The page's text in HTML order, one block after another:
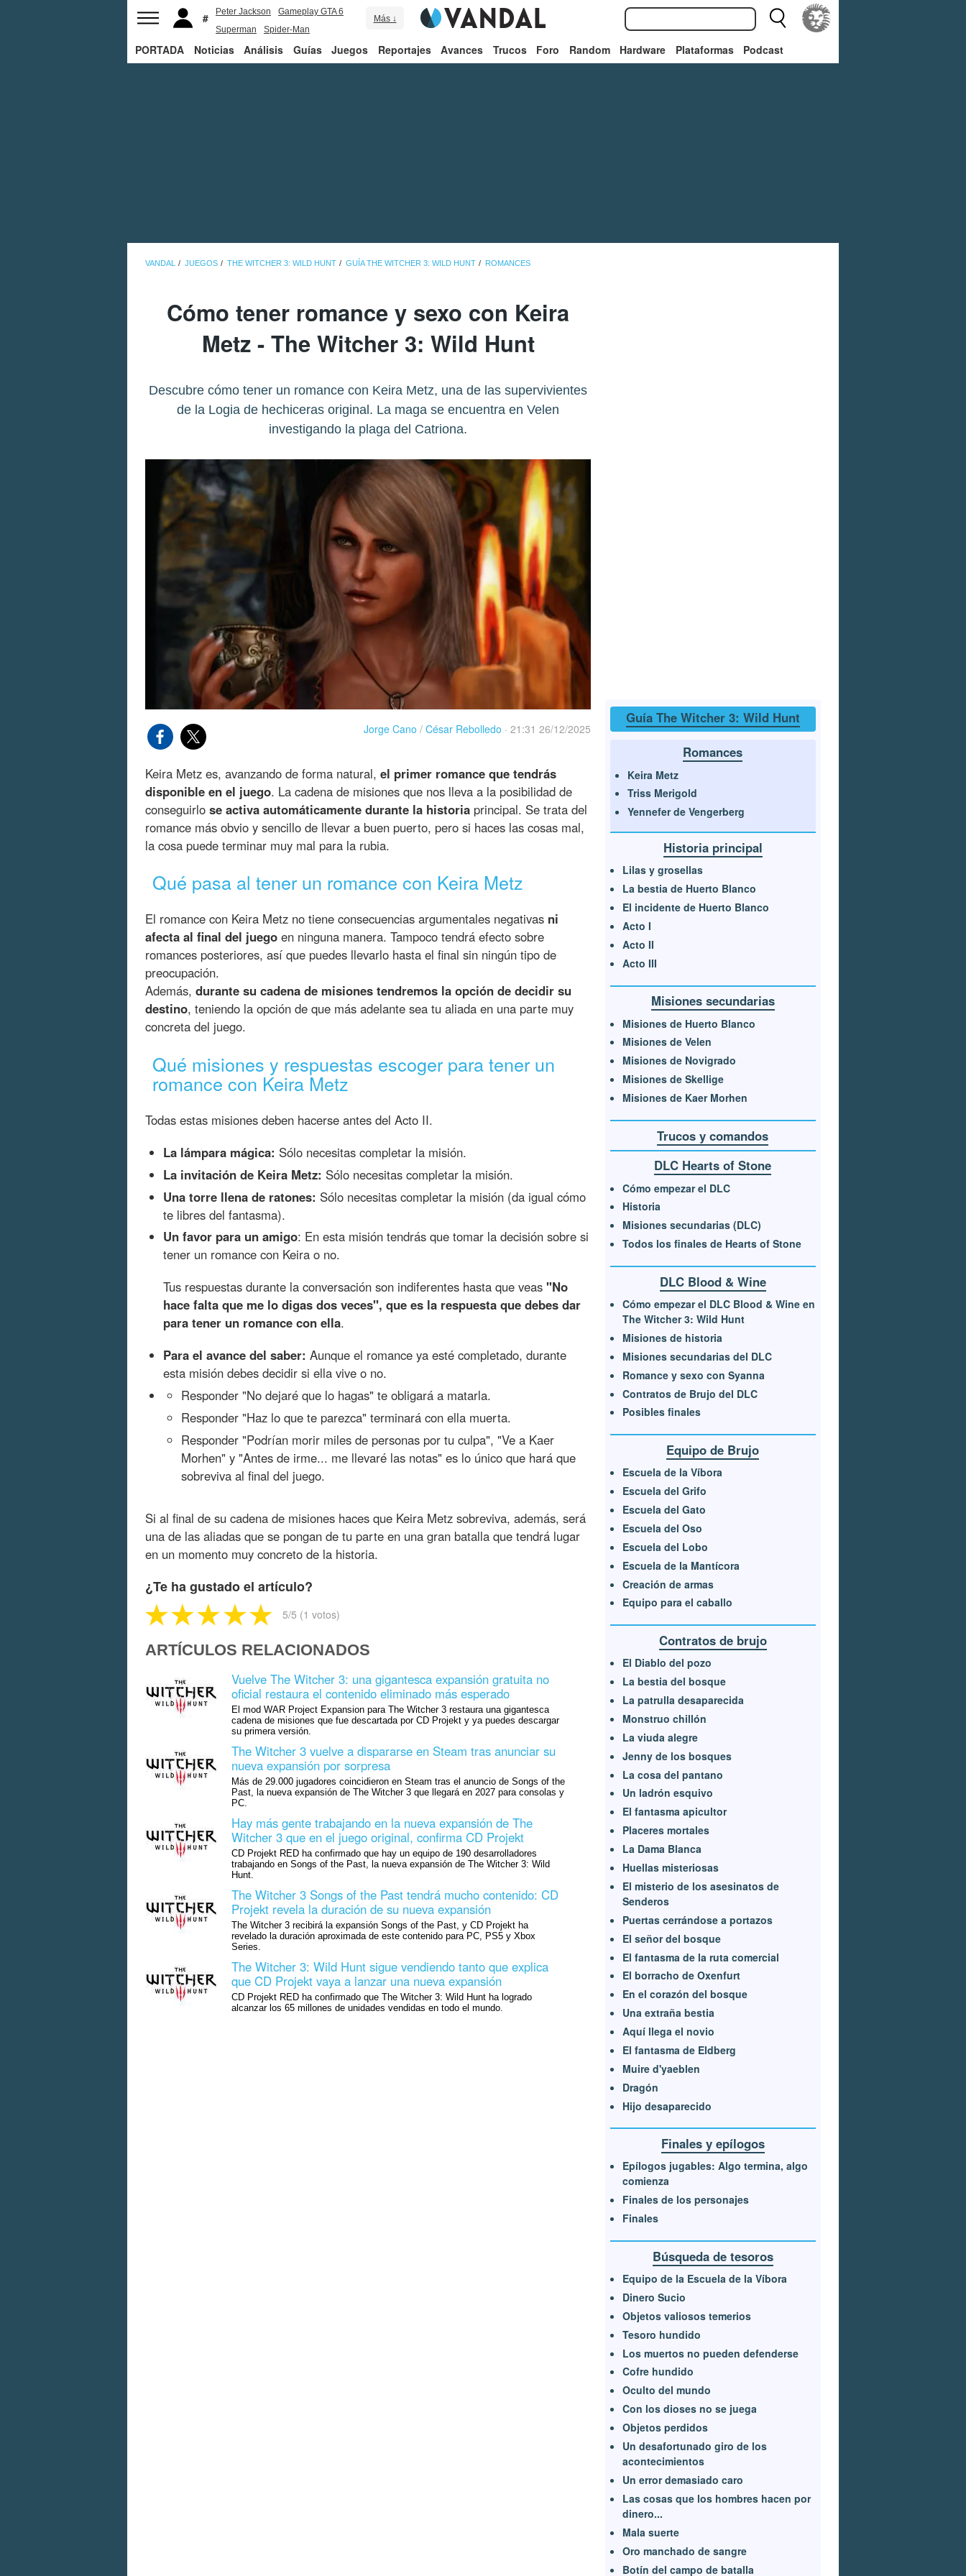
Peter Jackson
Gameplay GTA 6
Superman
Spider-Man
Más ↓
PORTADA Noticias Análisis Guías Juegos Reportajes Avances Trucos Foro Random Hardware Plataformas Podcast
VANDAL JUEGOS THE WITCHER 3: WILD HUNT GUÍA THE WITCHER 3: WILD HUNT ROMANCES
Cómo tener romance y sexo con Keira
Metz - The Witcher 3: Wild Hunt
Descubre cómo tener un romance con Keira Metz, una de las supervivientes
de la Logia de hechiceras original. La maga se encuentra en Velen
investigando la plaga del Catriona.
Jorge Cano / César Rebolledo · 21:31 26/12/2025
Keira Metz es, avanzando de forma natural, el primer romance que tendrás
disponible en el juego. La cadena de misiones que nos lleva a la posibilidad de
conseguirlo se activa automáticamente durante la historia principal. Se trata del
romance más obvio y sencillo de llevar a buen puerto, pero si haces las cosas mal,
la cosa puede terminar muy mal para la rubia.
Qué pasa al tener un romance con Keira Metz
El romance con Keira Metz no tiene consecuencias argumentales negativas ni
afecta al final del juego en ninguna manera. Tampoco tendrá efecto sobre
romances posteriores, así que puedes llevarlo hasta el final sin ningún tipo de
preocupación.
Además, durante su cadena de misiones tendremos la opción de decidir su
destino, teniendo la opción de que más adelante sea tu aliada en una parte muy
concreta del juego.
Qué misiones y respuestas escoger para tener un
romance con Keira Metz
Todas estas misiones deben hacerse antes del Acto II.
La lámpara mágica: Sólo necesitas completar la misión.
La invitación de Keira Metz: Sólo necesitas completar la misión.
Una torre llena de ratones: Sólo necesitas completar la misión (da igual cómo
te libres del fantasma).
Un favor para un amigo: En esta misión tendrás que tomar la decisión sobre si
tener un romance con Keira o no.
Tus respuestas durante la conversación son indiferentes hasta que veas "No
hace falta que me lo digas dos veces", que es la respuesta que debes dar
para tener un romance con ella.
Para el avance del saber: Aunque el romance ya esté completado, durante
esta misión debes decidir si ella vive o no.
Responder "No dejaré que lo hagas" te obligará a matarla.
Responder "Haz lo que te parezca" terminará con ella muerta.
Responder "Podrían morir miles de personas por tu culpa", "Ve a Kaer
Morhen" y "Antes de irme... me llevaré las notas" es lo único que hará que
sobreviva al final del juego.
Si al final de su cadena de misiones haces que Keira Metz sobreviva, además, será
una de las aliadas que se pongan de tu parte en una gran batalla que tendrá lugar
en un momento muy concreto de la historia.
¿Te ha gustado el artículo?
5/5 (1 votos)
ARTÍCULOS RELACIONADOS
Vuelve The Witcher 3: una gigantesca expansión gratuita no
oficial restaura el contenido eliminado más esperado
El mod WAR Project Expansion para The Witcher 3 restaura una gigantesca
cadena de misiones que fue descartada por CD Projekt y ya puedes descargar
su primera versión.
The Witcher 3 vuelve a dispararse en Steam tras anunciar su
nueva expansión por sorpresa
Más de 29.000 jugadores coincidieron en Steam tras el anuncio de Songs of the
Past, la nueva expansión de The Witcher 3 que llegará en 2027 para consolas y
PC.
Hay más gente trabajando en la nueva expansión de The
Witcher 3 que en el juego original, confirma CD Projekt
CD Projekt RED ha confirmado que hay un equipo de 190 desarrolladores
trabajando en Songs of the Past, la nueva expansión de The Witcher 3: Wild
Hunt.
The Witcher 3 Songs of the Past tendrá mucho contenido: CD
Projekt revela la duración de su nueva expansión
The Witcher 3 recibirá la expansión Songs of the Past, y CD Projekt ha
revelado la duración aproximada de este contenido para PC, PS5 y Xbox
Series.
The Witcher 3: Wild Hunt sigue vendiendo tanto que explica
que CD Projekt vaya a lanzar una nueva expansión
CD Projekt RED ha confirmado que The Witcher 3: Wild Hunt ha logrado
alcanzar los 65 millones de unidades vendidas en todo el mundo.
Guía The Witcher 3: Wild Hunt
Romances
Keira Metz
Triss Merigold
Yennefer de Vengerberg
Historia principal
Lilas y grosellas
La bestia de Huerto Blanco
El incidente de Huerto Blanco
Acto I
Acto II
Acto III
Misiones secundarias
Misiones de Huerto Blanco
Misiones de Velen
Misiones de Novigrado
Misiones de Skellige
Misiones de Kaer Morhen
Trucos y comandos
DLC Hearts of Stone
Cómo empezar el DLC
Historia
Misiones secundarias (DLC)
Todos los finales de Hearts of Stone
DLC Blood & Wine
Cómo empezar el DLC Blood & Wine en
The Witcher 3: Wild Hunt
Misiones de historia
Misiones secundarias del DLC
Romance y sexo con Syanna
Contratos de Brujo del DLC
Posibles finales
Equipo de Brujo
Escuela de la Víbora
Escuela del Grifo
Escuela del Gato
Escuela del Oso
Escuela del Lobo
Escuela de la Mantícora
Creación de armas
Equipo para el caballo
Contratos de brujo
El Diablo del pozo
La bestia del bosque
La patrulla desaparecida
Monstruo chillón
La viuda alegre
Jenny de los bosques
La cosa del pantano
Un ladrón esquivo
El fantasma apicultor
Placeres mortales
La Dama Blanca
Huellas misteriosas
El misterio de los asesinatos de
Senderos
Puertas cerrándose a portazos
El señor del bosque
El fantasma de la ruta comercial
El borracho de Oxenfurt
En el corazón del bosque
Una extraña bestia
Aquí llega el novio
El fantasma de Eldberg
Muire d'yaeblen
Dragón
Hijo desaparecido
Finales y epílogos
Epílogos jugables: Algo termina, algo
comienza
Finales de los personajes
Finales
Búsqueda de tesoros
Equipo de la Escuela de la Víbora
Dinero Sucio
Objetos valiosos temerios
Tesoro hundido
Los muertos no pueden defenderse
Cofre hundido
Oculto del mundo
Con los dioses no se juega
Objetos perdidos
Un desafortunado giro de los
acontecimientos
Un error demasiado caro
Las cosas que los hombres hacen por
dinero...
Mala suerte
Oro manchado de sangre
Botín del campo de batalla